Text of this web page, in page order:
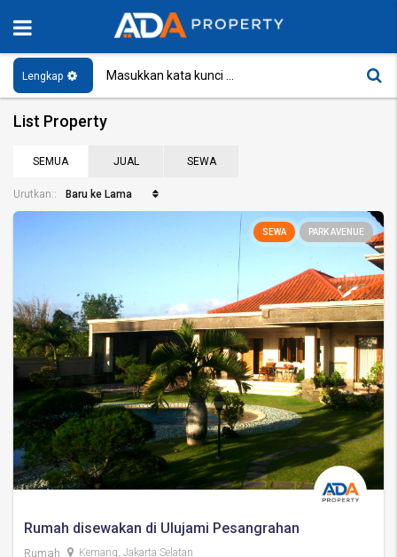
Lengkap
List Property
SEMUA JUAL SEWA
Urutkan:: Baru ke Lama
SEWA PARK AVENUE
Rumah disewakan di Ulujami Pesangrahan
Rumah Kemang, Jakarta Selatan